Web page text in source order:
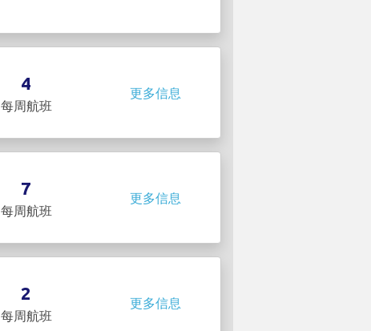
4
每周航班
更多信息
7
每周航班
更多信息
2
每周航班
更多信息